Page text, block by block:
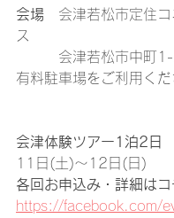
会場 会津若松市定住コ
ス
会津若松市中町1-
有料駐車場をご利用くだ
会津体験ツアー1泊2日
11日(土)～12日(日)
各回お申込み・詳細は
https://facebook.com/